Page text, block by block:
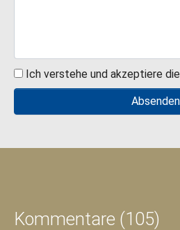
Ich verstehe und akzeptiere die
Kommentare (105)